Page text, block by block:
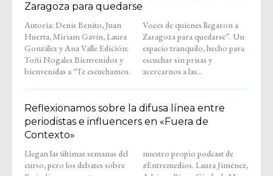
Zaragoza para quedarse
Autoría: Denis Benito, Juan
Huerta, Miriam Gavín, Laura
González y Ana Valle Edición:
Toñi Nogales Bienvenidos y
bienvenidas a “Te escuchamos.
Voces de quienes llegaron a
Zaragoza para quedarse”. Un
espacio tranquilo, hecho para
escuchar sin prisas y
acercarnos a las...
Reflexionamos sobre la difusa línea entre
periodistas e influencers en «Fuera de
Contexto»
Llegan las últimas semanas del
curso, pero los debates sobre
nuestro propio podcast de
#Entremedios. Laura Jiménez,